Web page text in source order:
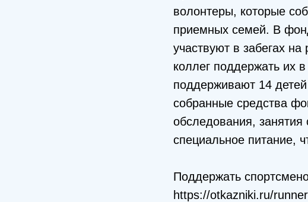
волонтеры, которые
приемных семей. В
участвуют в забегах
коллег поддержать их
поддерживают 14
собранные средства
обследования,
специальное питание,
Поддержать
https://otkazniki.ru/